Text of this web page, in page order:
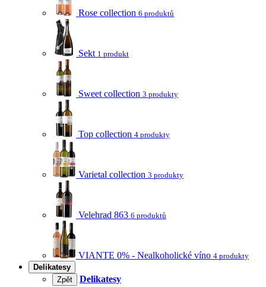
Rose collection 6 produktů
Sekt 1 produkt
Sweet collection 3 produkty
Top collection 4 produkty
Varietal collection 3 produkty
Velehrad 863 6 produktů
VIANTE 0% - Nealkoholické víno 4 produkty
Delikatesy
Zpět
Delikatesy